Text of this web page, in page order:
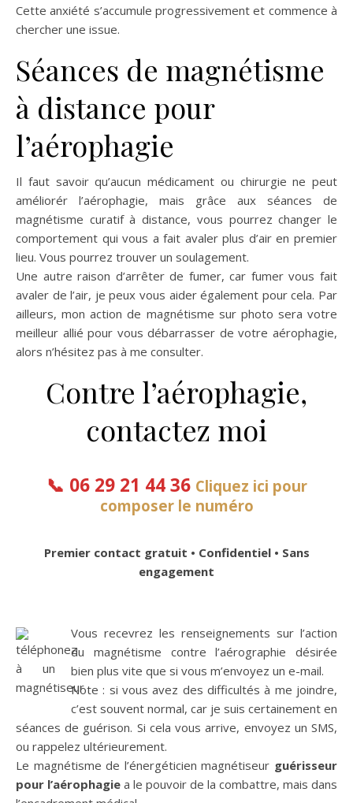
Cette anxiété s’accumule progressivement et commence à
chercher une issue.
Séances de magnétisme
à distance pour
l’aérophagie
Il faut savoir qu’aucun médicament ou chirurgie ne peut
améliorér l’aérophagie, mais grâce aux séances de
magnétisme curatif à distance, vous pourrez changer le
comportement qui vous a fait avaler plus d’air en premier
lieu. Vous pourrez trouver un soulagement.
Une autre raison d’arrêter de fumer, car fumer vous fait
avaler de l’air, je peux vous aider également pour cela. Par
ailleurs, mon action de magnétisme sur photo sera votre
meilleur allié pour vous débarrasser de votre aérophagie,
alors n’hésitez pas à me consulter.
Contre l’aérophagie,
contactez moi
📞 06 29 21 44 36 Cliquez ici pour
composer le numéro
Premier contact gratuit • Confidentiel • Sans
engagement
Vous recevrez les renseignements sur l’action
du magnétisme contre l’aérographie désirée
bien plus vite que si vous m’envoyez un e-mail.
Note : si vous avez des difficultés à me joindre,
c’est souvent normal, car je suis certainement en
séances de guérison. Si cela vous arrive, envoyez un SMS,
ou rappelez ultérieurement.
Le magnétisme de l’énergéticien magnétiseur guérisseur
pour l’aérophagie a le pouvoir de la combattre, mais dans